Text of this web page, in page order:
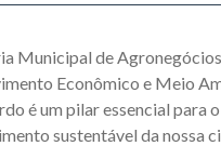
Municipal de
Econômico e Meio
é um pilar essencial para o
sustentável da nossa